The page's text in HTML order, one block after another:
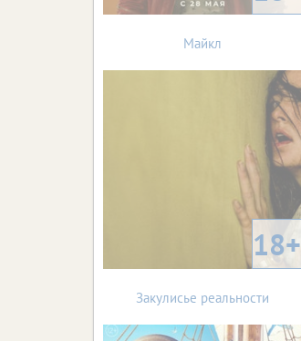
Майкл
18+
Закулисье реальности